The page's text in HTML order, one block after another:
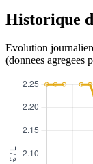
Historique
Evolution
(donnees agregees